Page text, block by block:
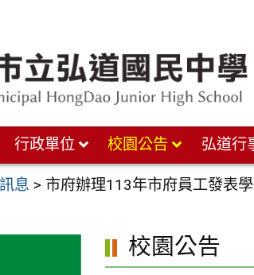
行政單位 校園公告 弘道行
息 > 市府辦理113年市府員工發表
校園公告